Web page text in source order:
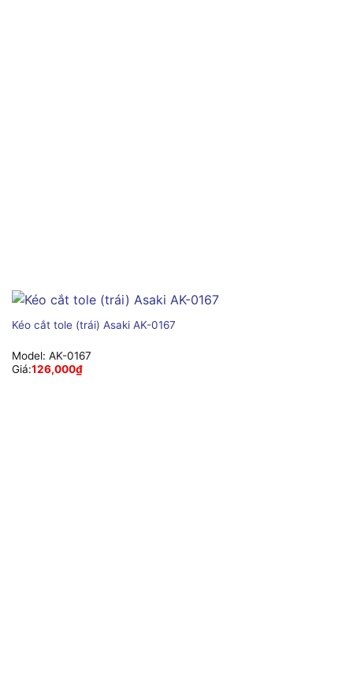
Kéo cắt tole (trái) Asaki AK-0167
Model: AK-0167
Giá:126,000₫